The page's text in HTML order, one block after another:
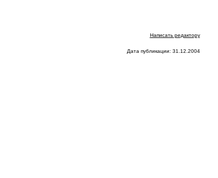
Написать редактору
Дата публикации: 31.12.2004